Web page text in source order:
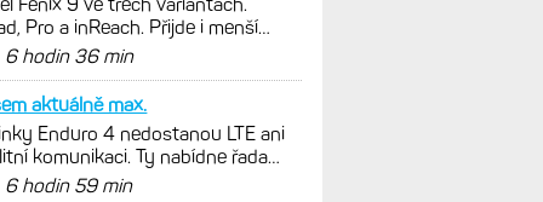
Pro a inReach. Přijde i menší
43 mm a také solární...
6 hodin 36 min
aktuálně max.
Enduro 4 nedostanou LTE ani
komunikaci. Ty nabídne řada
9 v edici inReach
6 hodin 59 min